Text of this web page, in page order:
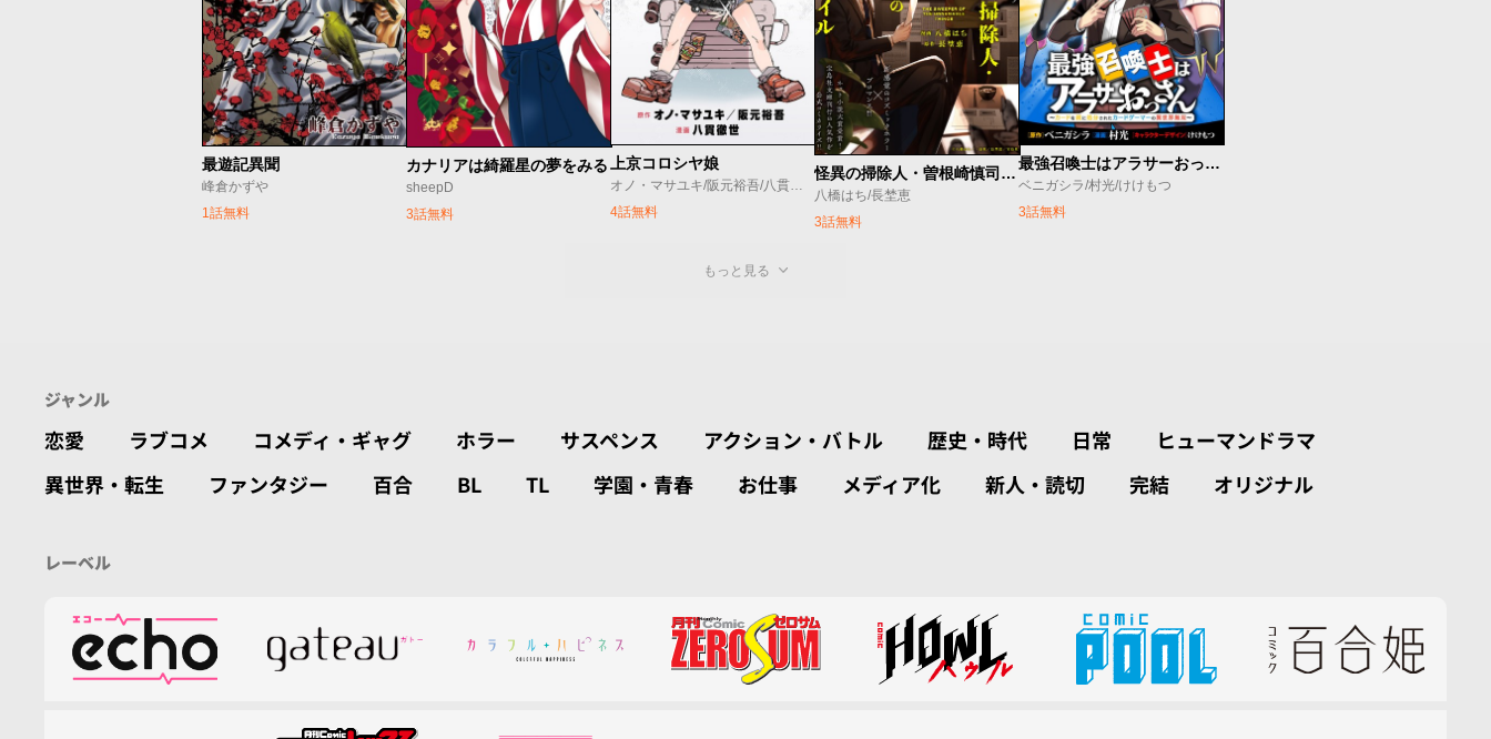
最遊記異聞
峰倉かずや
1話無料
カナリアは綺羅星の夢をみる
sheepD
3話無料
上京コロシヤ娘
オノ・マサユキ/阪元裕吾/八貫徹世
4話無料
怪異の掃除人・曽根崎慎司の事件ファイル
八橋はち/長埜恵
3話無料
最強召喚士はアラサーおっさん 〜カードを親に処分されたカードゲーマーの異世界無双〜
ベニガシラ/村光/けけもつ
3話無料
もっと見る
ジャンル
恋愛 ラブコメ コメディ・ギャグ ホラー サスペンス アクション・バトル 歴史・時代 日常
ヒューマンドラマ
異世界・転生
ファンタジー 百合 BL TL 学園・青春 お仕事 メディア化 新人・読切 完結 オリジナル
レーベル